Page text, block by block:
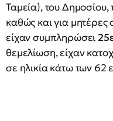
Ταμεία), του Δημοσίου,
καθώς και για μητέρες
είχαν συμπληρώσει
θεμελίωση, είχαν
σε ηλικία κάτω των 62